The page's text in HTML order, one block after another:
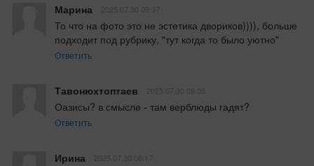
Марина
То что на фото это не эстетика двориков)))), больше
подходит под рубрику, "тут когда то было уютно"
Ответить
Тавонюхтоптаев
Оазисы? в смысле - там верблюды гадят?
Ответить
Ирина